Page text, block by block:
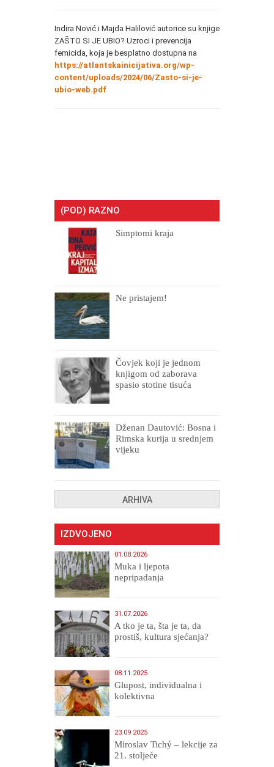
Indira Nović i Majda Halilović autorice su knjige
ZAŠTO SI JE UBIO? Uzroci i prevencija
femicida, koja je besplatno dostupna na
https://atlantskainicijativa.org/wp-
content/uploads/2024/06/Zasto-si-je-
ubio-web.pdf
(POD) RAZNO
Simptomi kraja
Ne pristajem!
Čovjek koji je jednom
knjigom od zaborava
spasio stotine tisuća
Dženan Dautović: Bosna i
Rimska kurija u srednjem
vijeku
ARHIVA
IZDVOJENO
01.08.2026
Muka i ljepota
nepripadanja
31.07.2026
A tko je ta, šta je ta, da
prostiš, kultura sjećanja?
08.11.2025
Glupost, individualna i
kolektivna
23.09.2025
Miroslav Tichý – lekcije za
21. stoljeće